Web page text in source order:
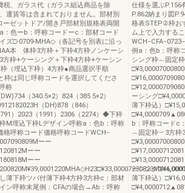
税、ガラス代（ガラス組込商品を除
運賃等は含まれておりません。部材別
ゼットドア/開き戸部材別規格表両開
：色ーb：呼称コードーc：部材コード
イズ□-0709-MHA◇（各記号を別表に沿っ
本 体枠3方枠＋下枠4方枠ノンケーシ
方枠+ケーシング＋下枠4方枠+ケーシン
（埋込下枠）4方枠●商品選択手順
は同じ呼称コードを選択してくださ
称
（340.5×2）824（385.5×2）
（DH)878（846）
）2023（1991）2306（2274）◆下枠
M埋込下枠Lデザイン呼称a：色b：呼称
格呼称コード価格呼称コードWCH‒
ーー
ーー
ーー
薄下枠ツバ付薄下枠4方枠3方枠c：部材
ン呼称末尾例：CFAの場合→Ab：呼称
仕様を選ぶP.156
P.862納まり図
格表STEP②枠お
ム上で入力する
例a：色b：呼称
シング枠︵固定
ーシング
薄下枠込）
b：呼称コードc
︵固定枠︶3方枠
ーシング
薄下枠込）